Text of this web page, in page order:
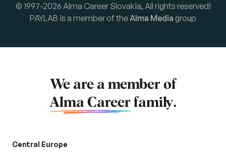
© 1997-2026 Alma Career Slovakia, All rights reserved!
PAYLAB is a member of the Alma Media group
We are a member of
Alma Career family.
Central Europe